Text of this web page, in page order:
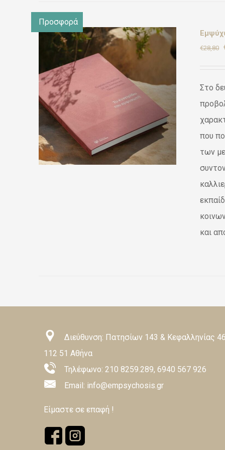
Προσφορά
€28,80
Στο
που
των
και
Διεύθυνση: Πατησίων 143 & Κεφαλληνίας
112 51 Αθήνα
Τηλέφωνο: 210 8259.289, 6940 567 926
Email: info@empsychosis.gr
Είμαστε σε επαφή !